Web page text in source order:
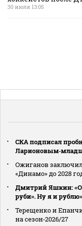
30 июля 13:05
СКА подписал
Ожиганов
«Динамо» до 2028
Дмитрий Яшкин:
руби». Ну я и рублю»
Терещенко и
на сезон‑2026/27